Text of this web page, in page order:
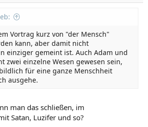
Vortrag kurz von "der Mensch"
kann, aber damit nicht
einziger gemeint ist. Auch Adam und
zwei einzelne Wesen gewesen sein,
für eine ganze Menschheit
ausgehe.
man das schließen, im
Satan, Luzifer und so?